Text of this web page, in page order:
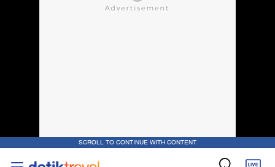
SCROLL TO CONTINUE WITH CONTENT